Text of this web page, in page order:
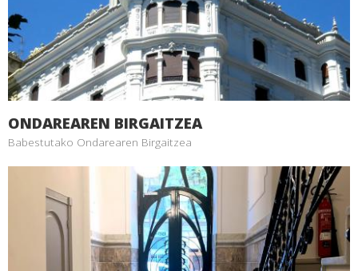
ONDAREAREN BIRGAITZEA
Babestutako Ondarearen Birgaitzea